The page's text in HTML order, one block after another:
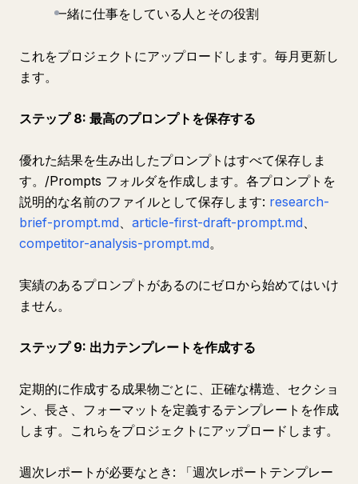
一緒に仕事をしている人とその役割
これをプロジェクトにアップロードします。毎月更新し
ます。
ステップ 8: 最高のプロンプトを保存する
優れた結果を生み出したプロンプトはすべて保存しま
す。/Prompts フォルダを作成します。各プロンプトを
説明的な名前のファイルとして保存します: research-
brief-prompt.md、 article-first-draft-prompt.md、
competitor-analysis-prompt.md。
実績のあるプロンプトがあるのにゼロから始めてはいけ
ません。
ステップ 9: 出力テンプレートを作成する
定期的に作成する成果物ごとに、正確な構造、セクショ
ン、長さ、フォーマットを定義するテンプレートを作成
します。これらをプロジェクトにアップロードします。
週次レポートが必要なとき: 「週次レポートテンプレー